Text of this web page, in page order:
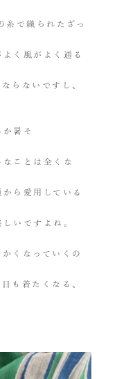
糸で織られたざっ
く風がよく通る
らないですし、
暑そ
ことは全くな
ら愛用している
いですよね。
くなっていくの
も着たくなる、